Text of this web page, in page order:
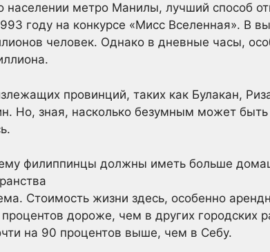
населении метро Манилы, лучший способ
году на конкурсе «Мисс Вселенная». В
человек. Однако в дневные часы,
провинций, таких как Булакан,
Но, зная, насколько безумным может
Стоимость жизни здесь, особенно
дороже, чем в других городских
на 90 процентов выше, чем в Себу.